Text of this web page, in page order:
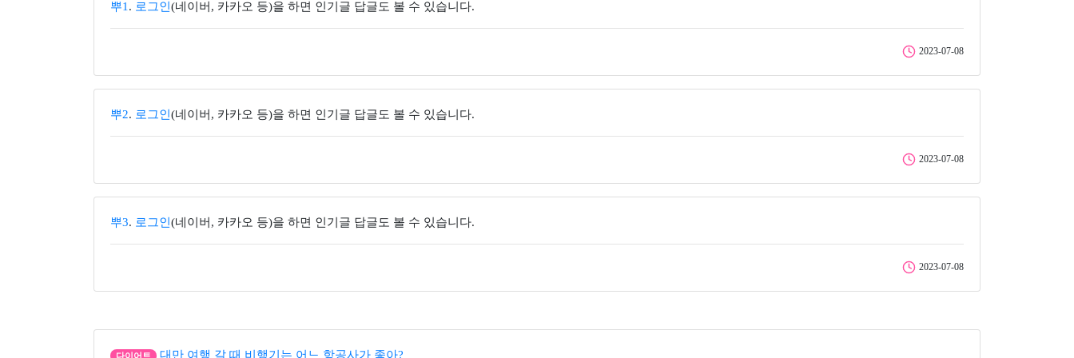
뿌1 . 로그인 (네이버, 카카오 등)을 하면 인기글 답글도 볼 수 있습니다.
2023-07-08
뿌2. 로그인 (네이버, 카카오 등)을 하면 인기글 답글도 볼 수 있습니다.
2023-07-08
뿌3. 로그인 (네이버, 카카오 등)을 하면 인기글 답글도 볼 수 있습니다.
2023-07-08
다이어트 대만 여행 갈 때 비행기는 어느 항공사가 좋아?